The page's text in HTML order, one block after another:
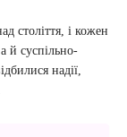
століття, і кожен
й суспільно-
надії,